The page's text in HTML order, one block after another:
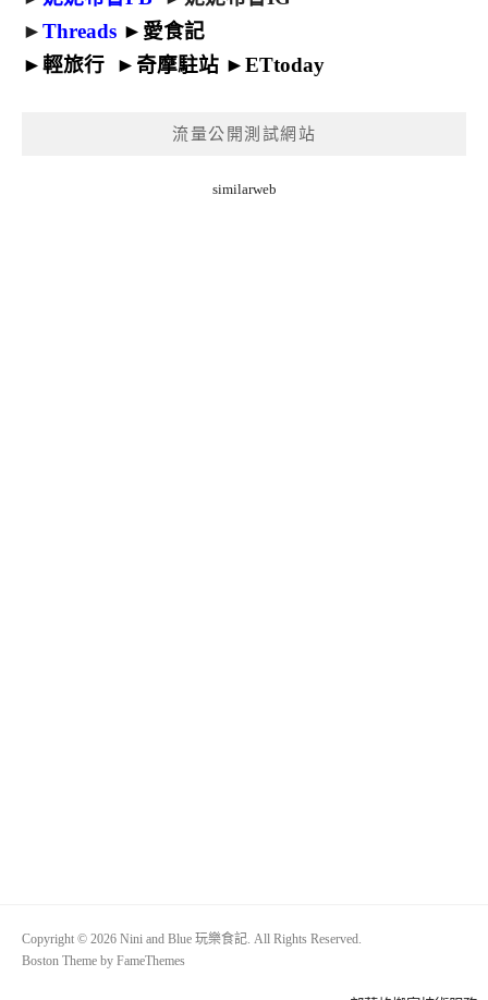
►Threads ► 愛食記
►輕旅行 ► 奇摩駐站 ►ETtoday
流量公開測試網站
similarweb
Copyright © 2026 Nini and Blue 玩樂食記. All Rights Reserved.
Boston Theme by FameThemes